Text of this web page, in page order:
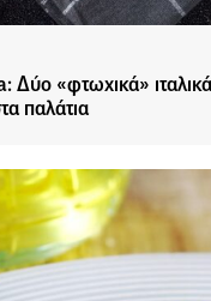
Δύο «φτωχικά»
παλάτια